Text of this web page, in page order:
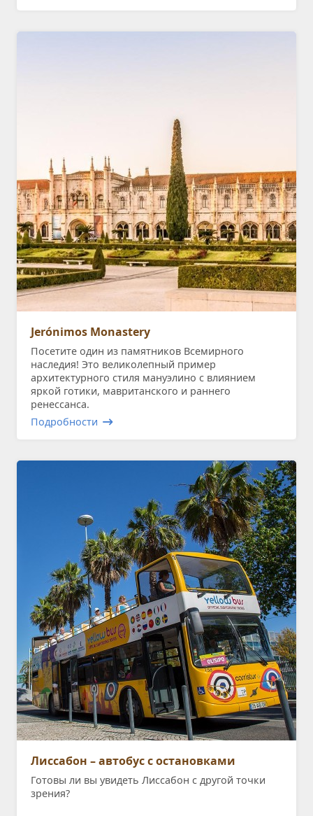
Jerónimos Monastery
Посетите один из памятников Всемирного
наследия! Это великолепный пример
архитектурного стиля мануэлино с влиянием
яркой готики, мавританского и раннего
ренессанса.
Подробности
Лиссабон – автобус с остановками
Готовы ли вы увидеть Лиссабон с другой точки
зрения?